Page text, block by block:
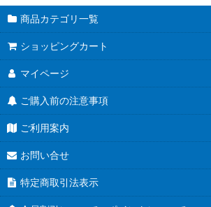
商品カテゴリ一覧
ショッピングカート
マイページ
ご購入前の注意事項
ご利用案内
お問い合せ
特定商取引法表示